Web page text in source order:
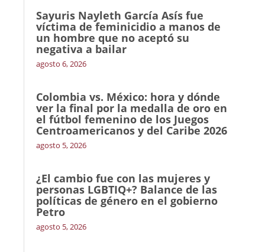
Sayuris Nayleth García Asís fue
víctima de feminicidio a manos de
un hombre que no aceptó su
negativa a bailar
agosto 6, 2026
Colombia vs. México: hora y dónde
ver la final por la medalla de oro en
el fútbol femenino de los Juegos
Centroamericanos y del Caribe 2026
agosto 5, 2026
¿El cambio fue con las mujeres y
personas LGBTIQ+? Balance de las
políticas de género en el gobierno
Petro
agosto 5, 2026